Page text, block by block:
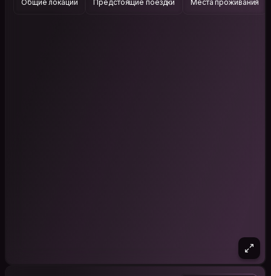
Общие локации Предстоящие поездки Места проживания